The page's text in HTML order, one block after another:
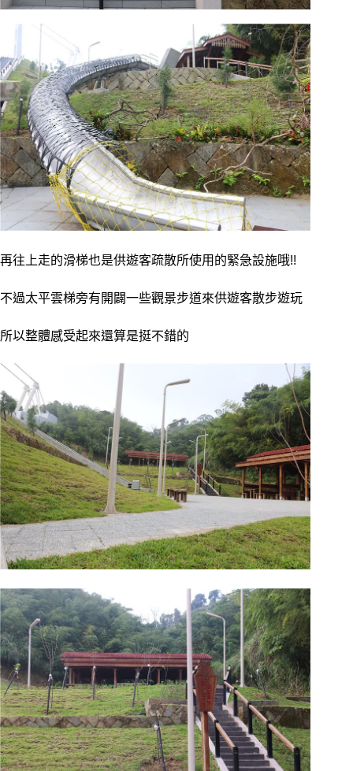
再往上走的滑梯也是供遊客疏散所使用的緊急設施哦!!
不過太平雲梯旁有開闢一些觀景步道來供遊客散步遊玩
所以整體感受起來還算是挺不錯的